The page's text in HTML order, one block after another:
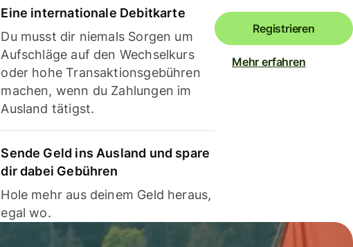
Eine internationale Debitkarte
Du musst dir niemals Sorgen um
Aufschläge auf den Wechselkurs
oder hohe Transaktionsgebühren
machen, wenn du Zahlungen im
Ausland tätigst.
Sende Geld ins Ausland und spare
dir dabei Gebühren
Hole mehr aus deinem Geld heraus,
egal wo.
Registrieren
Mehr erfahren